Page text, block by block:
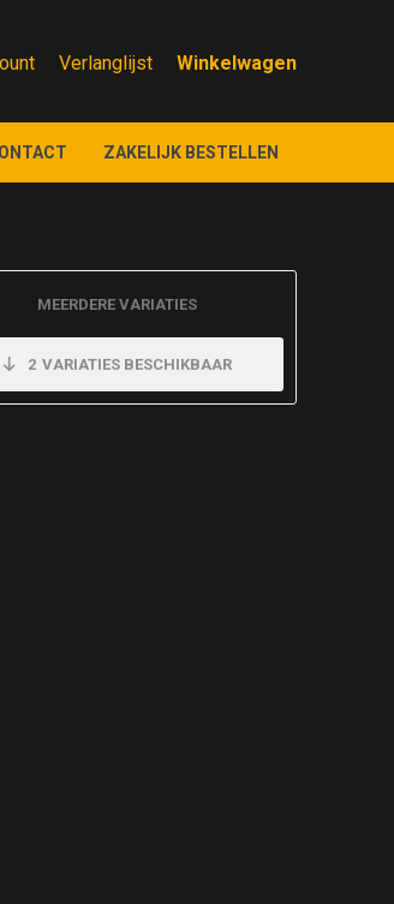
Verlanglijst
ZAKELIJK BESTELLEN
MEERDERE VARIATIES
2 VARIATIES BESCHIKBAAR